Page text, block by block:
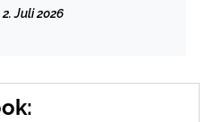
2. Juli 2026